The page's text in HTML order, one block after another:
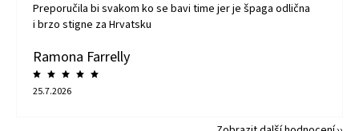
Preporučila bi svakom ko se bavi time jer je špaga odlična
i brzo stigne za Hrvatsku
Ramona Farrelly
25.7.2026